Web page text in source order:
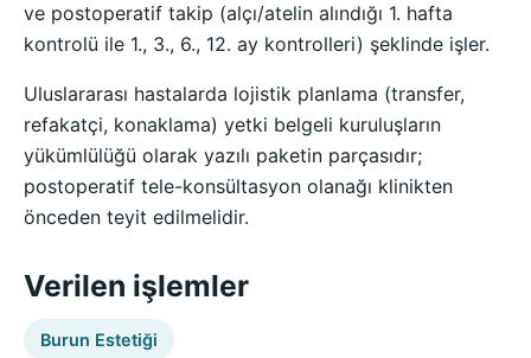
ve postoperatif takip (alçı/atelin alındığı 1. hafta
kontrolü ile 1., 3., 6., 12. ay kontrolleri) şeklinde işler.
Uluslararası hastalarda lojistik planlama (transfer,
refakatçi, konaklama) yetki belgeli kuruluşların
yükümlülüğü olarak yazılı paketin parçasıdır;
postoperatif tele-konsültasyon olanağı klinikten
önceden teyit edilmelidir.
Verilen işlemler
Burun Estetiği